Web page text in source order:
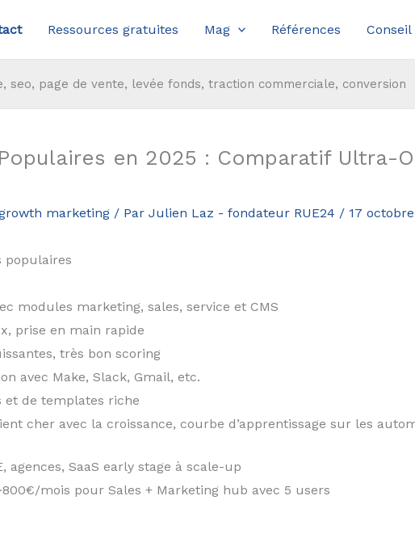
Ressources gratuites Mag Références Conseil
seo, page de vente, levée fonds, traction commerciale, conversion
en 2025 : Comparatif Ultra-
marketing/ Par Julien Laz - fondateur RUE24 / 17
populaires
modules marketing, sales, service et CMS
prise en main rapide
très bon scoring
avec Make, Slack, Gmail, etc.
et de templates riche
cher avec la croissance, courbe d’apprentissage sur les
agences, SaaS early stage à scale-up
mois pour Sales + Marketing hub avec 5 users